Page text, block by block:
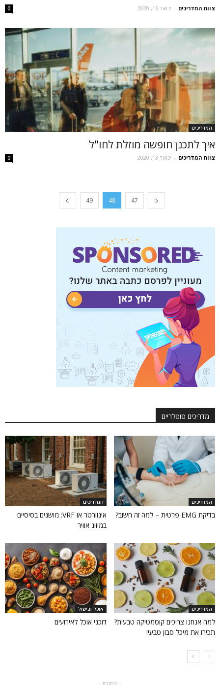
צוות המדריכים - ינואר 16, 2020 0
המדריכים
איך לתכנן חופשה מוזלת לחו"ל
צוות המדריכים - ינואר 13, 2020 0
47
48
49
מדריכים פופלריים
המדריכים
בדיקת EMG פרטית – למה זה חשוב?
המדריכים
אינוורטר או VRF: מושגים בסיסיים
במיזוג אוויר
המדריכים
למה אנחנו צריכים קוסמטיקה טבעית?
תכירו את מיכל סבון טבעי!
אוכל ובישול
דוכני אוכל לאירועים
- פרסומת -